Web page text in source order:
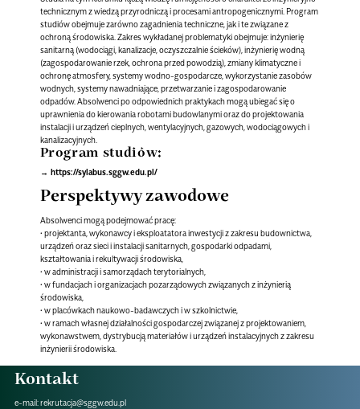
technicznym z wiedzą przyrodniczą i procesami antropogenicznymi. Program
studiów obejmuje zarówno zagadnienia techniczne, jak i te związane z
ochroną środowiska. Zakres wykładanej problematyki obejmuje: inżynierię
sanitarną (wodociągi, kanalizacje, oczyszczalnie ścieków), inżynierię wodną
(zagospodarowanie rzek, ochrona przed powodzią), zmiany klimatyczne i
ochronę atmosfery, systemy wodno-gospodarcze, wykorzystanie zasobów
wodnych, systemy nawadniające, przetwarzanie i zagospodarowanie
odpadów. Absolwenci po odpowiednich praktykach mogą ubiegać się o
uprawnienia do kierowania robotami budowlanymi oraz do projektowania
instalacji i urządzeń cieplnych, wentylacyjnych, gazowych, wodociągowych i
kanalizacyjnych.
Program studiów:
https://sylabus.sggw.edu.pl/
Perspektywy zawodowe
Absolwenci mogą podejmować pracę:
• projektanta, wykonawcy i eksploatatora inwestycji z zakresu budownictwa,
urządzeń oraz sieci i instalacji sanitarnych, gospodarki odpadami,
kształtowania i rekultywacji środowiska,
• w administracji i samorządach terytorialnych,
• w fundacjach i organizacjach pozarządowych związanych z inżynierią
środowiska,
• w placówkach naukowo-badawczych i w szkolnictwie,
• w ramach własnej działalności gospodarczej związanej z projektowaniem,
wykonawstwem, dystrybucją materiałów i urządzeń instalacyjnych z zakresu
inżynierii środowiska.
Kontakt
e-mail:rekrutacja@sggw.edu.pl